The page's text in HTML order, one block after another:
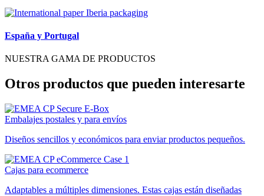
España y Portugal
NUESTRA GAMA DE PRODUCTOS
Otros productos que pueden interesarte
Embalajes postales y para envíos
Diseños sencillos y económicos para enviar productos pequeños.
Cajas para ecommerce
Adaptables a múltiples dimensiones. Estas cajas están diseñadas